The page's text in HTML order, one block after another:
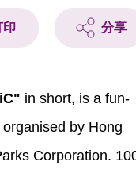
印 分享
in short, is a fun-
by Hong
Corporation.